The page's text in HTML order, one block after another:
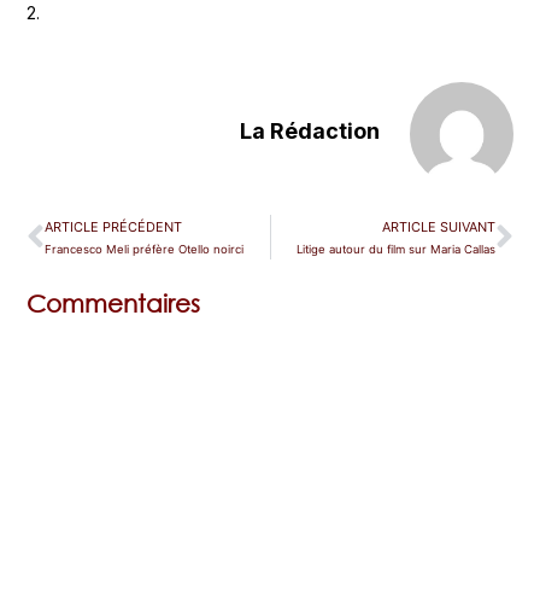
2.
La Rédaction
ARTICLE PRÉCÉDENT
Francesco Meli préfère Otello noirci
ARTICLE SUIVANT
Litige autour du film sur Maria Callas
Commentaires